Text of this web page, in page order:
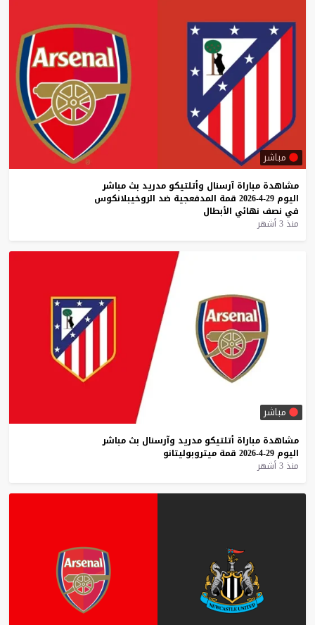
مباشر
مشاهدة مباراة آرسنال وأتلتيكو مدريد بث مباشر
اليوم 29-4-2026 قمة المدفعجية ضد الروخيبلانكوس
في نصف نهائي الأبطال
منذ 3 أشهر
مباشر
مشاهدة مباراة أتلتيكو مدريد وآرسنال بث مباشر
اليوم 29-4-2026 قمة ميتروبوليتانو
منذ 3 أشهر